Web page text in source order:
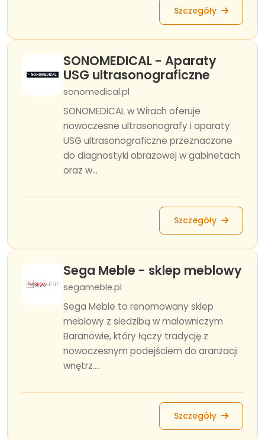
Szczegóły
SONOMEDICAL - Aparaty
USG ultrasonograficzne
sonomedical.pl
SONOMEDICAL w Wirach oferuje
nowoczesne ultrasonografy i aparaty
USG ultrasonograficzne przeznaczone
do diagnostyki obrazowej w gabinetach
oraz w...
Szczegóły
Sega Meble - sklep meblowy
segameble.pl
Sega Meble to renomowany sklep
meblowy z siedzibą w malowniczym
Baranowie, który łączy tradycję z
nowoczesnym podejściem do aranżacji
wnętrz....
Szczegóły